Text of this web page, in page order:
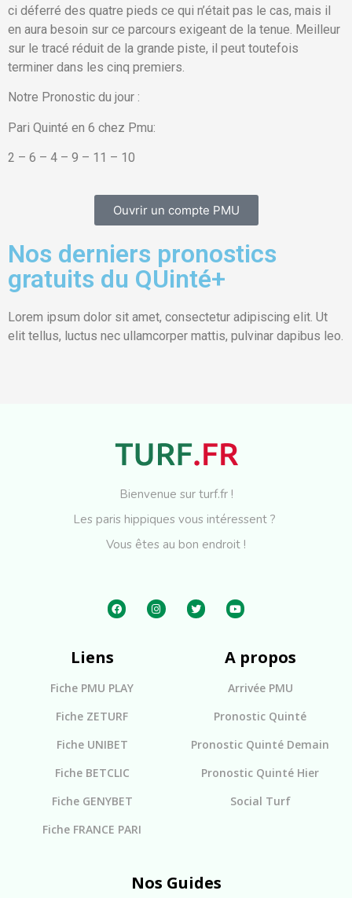
ci déferré des quatre pieds ce qui n’était pas le cas, mais il
en aura besoin sur ce parcours exigeant de la tenue. Meilleur
sur le tracé réduit de la grande piste, il peut toutefois
terminer dans les cinq premiers.
Notre Pronostic du jour :
Pari Quinté en 6 chez Pmu:
2 – 6 – 4 – 9 – 11 – 10
Ouvrir un compte PMU
Nos derniers pronostics
gratuits du QUinté+
Lorem ipsum dolor sit amet, consectetur adipiscing elit. Ut
elit tellus, luctus nec ullamcorper mattis, pulvinar dapibus leo.
Bienvenue sur turf.fr !
Les paris hippiques vous intéressent ?
Vous êtes au bon endroit !
Liens
Fiche PMU PLAY
Fiche ZETURF
Fiche UNIBET
Fiche BETCLIC
Fiche GENYBET
Fiche FRANCE PARI
A propos
Arrivée PMU
Pronostic Quinté
Pronostic Quinté Demain
Pronostic Quinté Hier
Social Turf
Nos Guides